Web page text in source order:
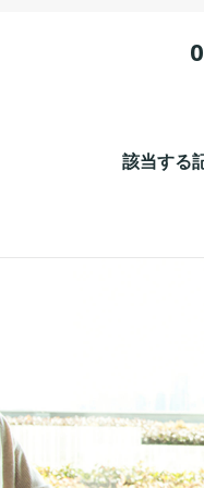
0
該当する